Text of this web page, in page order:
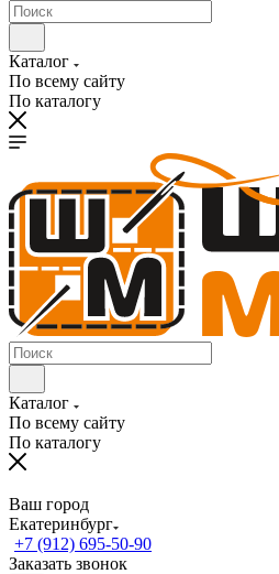
Каталог
По всему сайту
По каталогу
Каталог
По всему сайту
По каталогу
Ваш город
Екатеринбург
+7 (912) 695-50-90
Заказать звонок